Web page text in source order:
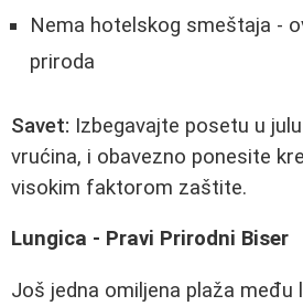
Nema hotelskog smeštaja -
priroda
Savet: Izbegavajte posetu u
vrućina, i obavezno ponesite
visokim faktorom zaštite.
Lungica - Pravi Prirodni Biser
Još jedna omiljena plaža među